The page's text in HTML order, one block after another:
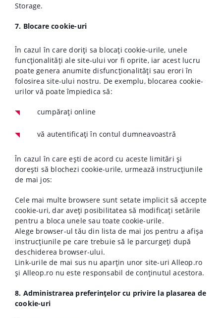
Storage.
7. Blocare cookie-uri
În cazul în care doriți sa blocați cookie-urile, unele
funcționalități ale site‑ului vor fi oprite, iar acest lucru
poate genera anumite disfuncționalități sau erori în
folosirea site-ului nostru. De exemplu, blocarea cookie-
urilor vă poate împiedica să:
cumpărați online
vă autentificați în contul dumneavoastră
În cazul în care ești de acord cu aceste limitări și
dorești să blochezi cookie-urile, urmează instrucțiunile
de mai jos:
Cele mai multe browsere sunt setate implicit să accepte
cookie-uri, dar aveți posibilitatea să modificați setările
pentru a bloca unele sau toate cookie-urile.
Alege browser-ul tău din lista de mai jos pentru a afișa
instrucțiunile pe care trebuie să le parcurgeți după
deschiderea browser-ului.
Link-urile de mai sus nu aparțin unor site-uri Alleop.ro
și Alleop.ro nu este responsabil de conținutul acestora.
8. Administrarea preferințelor cu privire la plasarea de
cookie-uri